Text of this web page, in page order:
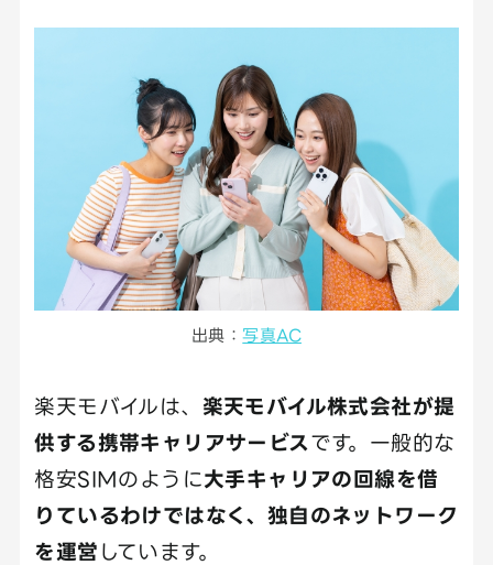
出典：写真AC
楽天モバイルは、 楽天モバイル株式会社が提
供する携帯キャリアサービスです。一般的な
格安SIMのように大手キャリアの回線を借
りているわけではなく、独自のネットワーク
を運営 しています。